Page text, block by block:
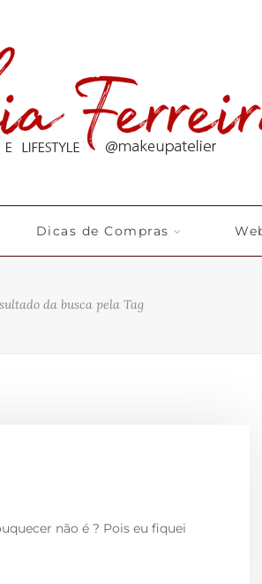
Dicas de Compras
da busca pela Tag
não é ? Pois eu fiquei